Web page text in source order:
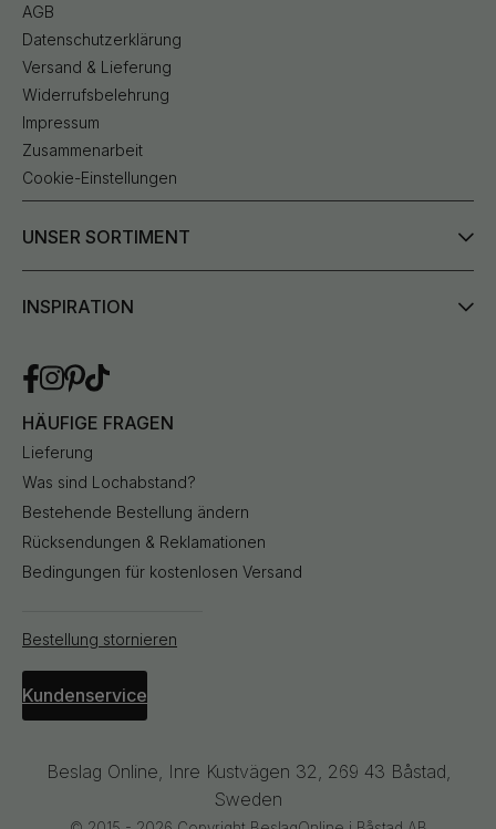
AGB
Datenschutzerklärung
Versand & Lieferung
Widerrufsbelehrung
Impressum
Zusammenarbeit
Cookie-Einstellungen
UNSER SORTIMENT
INSPIRATION
HÄUFIGE FRAGEN
Lieferung
Was sind Lochabstand?
Bestehende Bestellung ändern
Rücksendungen & Reklamationen
Bedingungen für kostenlosen Versand
Bestellung stornieren
Kundenservice
Beslag Online, Inre Kustvägen 32, 269 43 Båstad,
Sweden